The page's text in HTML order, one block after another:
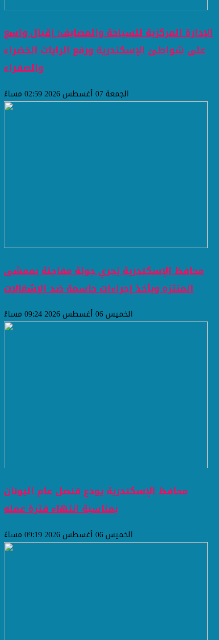
الإدارة المركزية للسياحة والمصايف: إقبال واسع
على شواطئ الإسكندرية ورفع الرايات الخضراء
والصفراء
الجمعة 07 أغسطس 2026 02:59 مساءً
محافظ الإسكندرية يُجري جولة مفاجئة بممشى
المنتزه ويأخذ إجراءات حاسمة ضد الإشغالات
الخميس 06 أغسطس 2026 09:24 مساءً
محافظ الإسكندرية يودع قنصل عام اليونان
بمناسبة انتهاء فترة عمله
الخميس 06 أغسطس 2026 09:19 مساءً